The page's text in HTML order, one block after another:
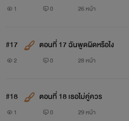
1 0 26 หน้า
#17 ตอนที่ 17 ฉันพูดผิดหรือไง
2 0 28 หน้า
#18 ตอนที่ 18 เธอไม่คู่ควร
1 0 29 หน้า